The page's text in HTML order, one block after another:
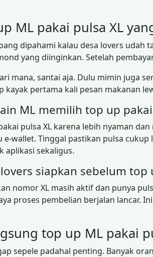
ML pakai pulsa XL
dipahami kalau desa lovers udah
yang diinginkan. Setelah
mana, santai aja. Dulu mimin juga
kayak pertama kali pesan makanan
ML memilih top up
pulsa XL karena lebih nyaman
wallet. Tinggal pastikan pulsa
aplikasi sekaligus.
siapkan sebelum top
nomor XL masih aktif dan punya
proses pembelian berjalan lancar.
top up ML pakai
sepele padahal penting. Banyak